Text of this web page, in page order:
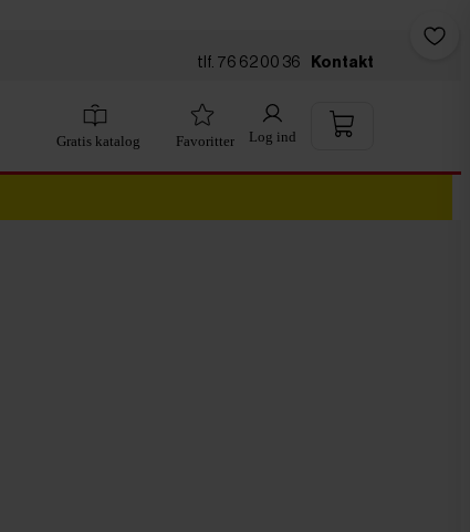
tlf. 76 62 00 36 Kontakt
Gratis katalog Favoritter Log ind